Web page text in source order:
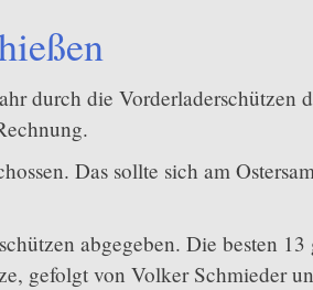
durch die Vorderladerschützen
Das sollte sich am
abgegeben. Die besten
gefolgt von Volker Schmieder